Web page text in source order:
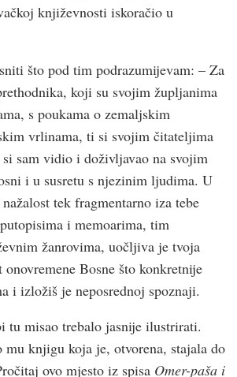
književnosti iskoračio u
što pod tim podrazumijevam: ­– Za
koji su svojim župljanima
s poukama o zemaljskim
vrlinama, ti si svojim čitateljima
sam vidio i doživljavao na svojim
i u susretu s njezinim ljudima. U
tek fragmentarno iza tebe
i memoarima, tim
žanrovima, uočljiva je tvoja
onovremene Bosne što konkretnije
i izložiš je neposrednoj spoznaji.
tu misao trebalo jasnije ilustrirati.
mu knjigu koja je, otvorena, stajala do
ovo mjesto iz spisa Omer-paša i